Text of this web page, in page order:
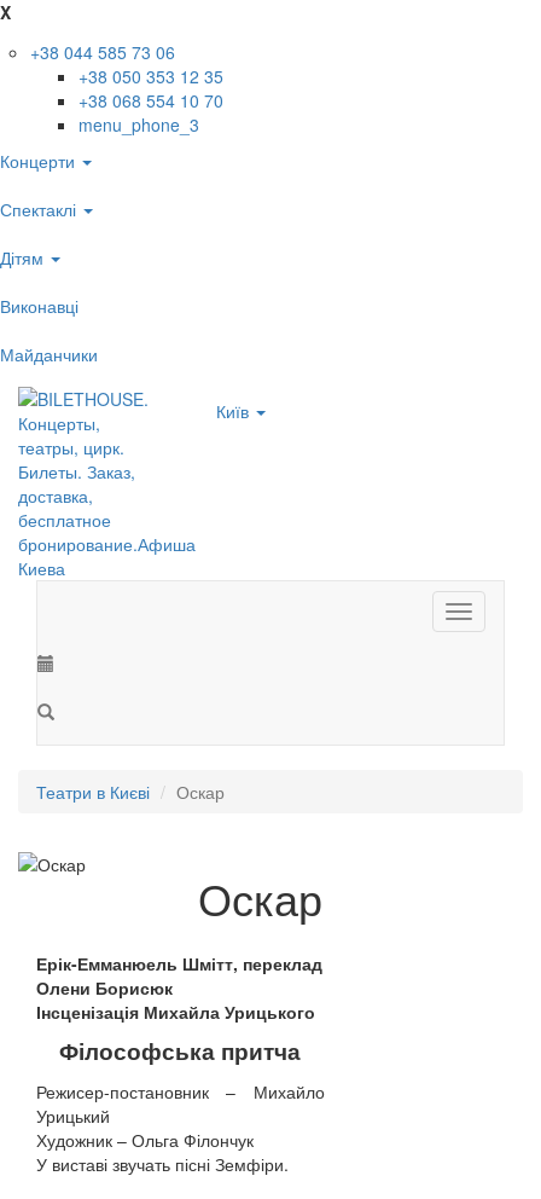
X
+38 044 585 73 06
+38 050 353 12 35
+38 068 554 10 70
menu_phone_3
Концерти
Спектаклі
Дітям
Виконавці
Майданчики
Київ
Toggle
navigation
Театри в Києві Оскар
Оскар
Ерік-Емманюель Шмітт, переклад
Олени Борисюк
Інсценізація Михайла Урицького
Філософська притча
Режисер-постановник – Михайло
Урицький
Художник – Ольга Філончук
У виставі звучать пісні Земфіри.